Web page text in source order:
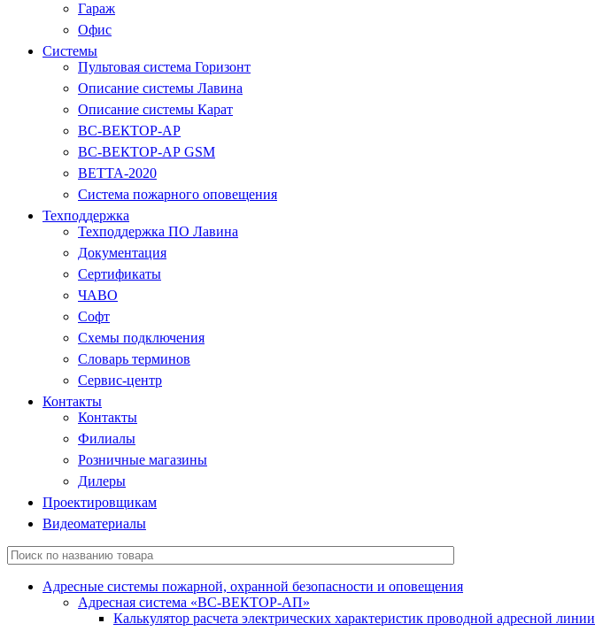
Гараж
Офис
Системы
Пультовая система Горизонт
Описание системы Лавина
Описание системы Карат
ВС-ВЕКТОР-АР
ВС-ВЕКТОР-АР GSM
ВЕТТА-2020
Система пожарного оповещения
Техподдержка
Техподдержка ПО Лавина
Документация
Сертификаты
ЧАВО
Софт
Схемы подключения
Словарь терминов
Сервис-центр
Контакты
Контакты
Филиалы
Розничные магазины
Дилеры
Проектировщикам
Видеоматериалы
Адресные системы пожарной, охранной безопасности и оповещения
Адресная система «ВС-ВЕКТОР-АП»
Калькулятор расчета электрических характеристик проводной адресной линии